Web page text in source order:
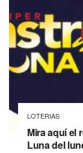
LOTERIAS
Mira aquí el
Luna del